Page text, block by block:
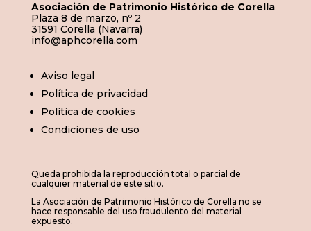
Asociación de Patrimonio Histórico de Corella
Plaza 8 de marzo, nº 2
31591 Corella (Navarra)
info@aphcorella.com
Aviso legal
Política de privacidad
Política de cookies
Condiciones de uso
Queda prohibida la reproducción total o parcial de
cualquier material de este sitio.
La Asociación de Patrimonio Histórico de Corella no se
hace responsable del uso fraudulento del material
expuesto.